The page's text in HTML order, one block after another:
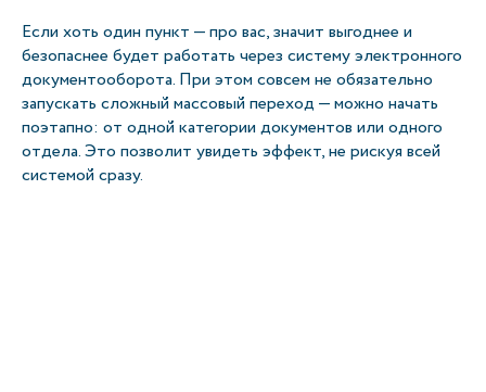
Если хоть один пункт — про вас, значит выгоднее и
безопаснее будет работать через систему электронного
документооборота. При этом совсем не обязательно
запускать сложный массовый переход — можно начать
поэтапно: от одной категории документов или одного
отдела. Это позволит увидеть эффект, не рискуя всей
системой сразу.